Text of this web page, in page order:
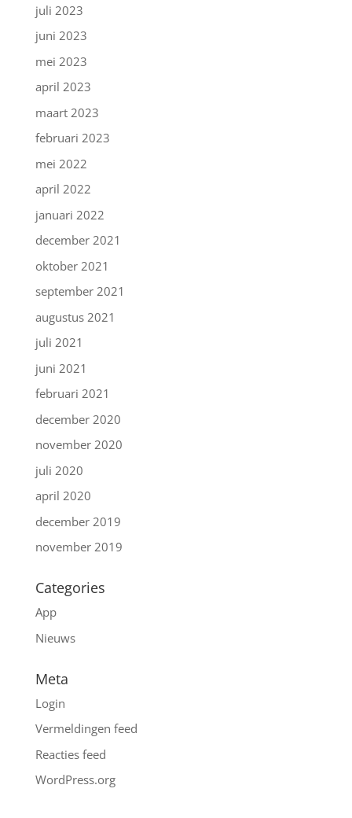
juli 2023
juni 2023
mei 2023
april 2023
maart 2023
februari 2023
mei 2022
april 2022
januari 2022
december 2021
oktober 2021
september 2021
augustus 2021
juli 2021
juni 2021
februari 2021
december 2020
november 2020
juli 2020
april 2020
december 2019
november 2019
Categories
App
Nieuws
Meta
Login
Vermeldingen feed
Reacties feed
WordPress.org